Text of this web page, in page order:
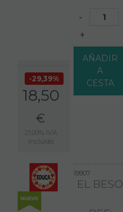
29,39%
18,50
€
21.00% IVA
incluido
-
+
AÑADIR
A
CESTA
19907
EL BESO